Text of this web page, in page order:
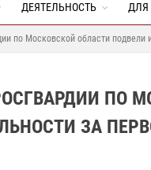
ДЕЯТЕЛЬНОСТЬ ДЛЯ
по Московской области подвели
ПО
ЗА